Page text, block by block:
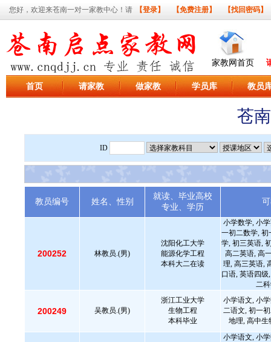
您好，欢迎来苍南一对一家教中心！请 【登录】 【免费注册】 【找回密码】
家教网首页
首页 请家教 做家教 学员库 教员
苍
ID
教员编号 姓名、性别
就读、毕业高校
专业、学历
200252 林教员.(男)
沈阳化工大学
能源化学工程
本科大二在读
小学数学, 小
一初二数学, 初
学, 初三英语,
高二英语, 高
理, 高三英语,
口语, 英语四级
二
200249 吴教员.(男)
浙江工业大学
生物工程
本科毕业
小学语文, 小
二语文, 初一
地理, 高中生
小学语文, 小